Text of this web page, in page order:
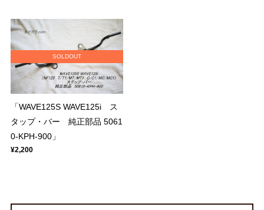
SOLDOUT
「WAVE125S WAVE125i ス
タップ・バー 純正部品 5061
0-KPH-900」
¥2,200